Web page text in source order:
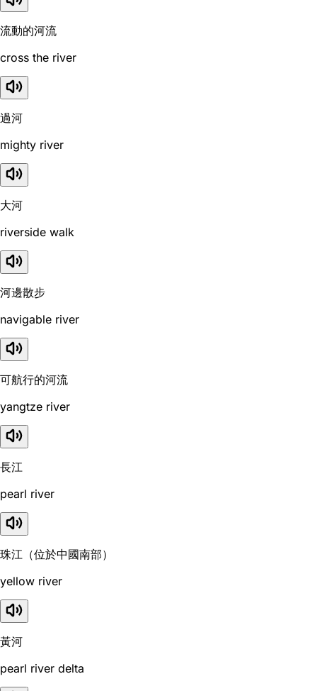
流動的河流
cross the river
過河
mighty river
大河
riverside walk
河邊散步
navigable river
可航行的河流
yangtze river
長江
pearl river
珠江（位於中國南部）
yellow river
黃河
pearl river delta